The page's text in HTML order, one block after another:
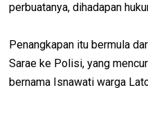
perbuatanya, dihadapan
Penangkapan itu bermula
Sarae ke Polisi, yang
bernama Isnawati warga